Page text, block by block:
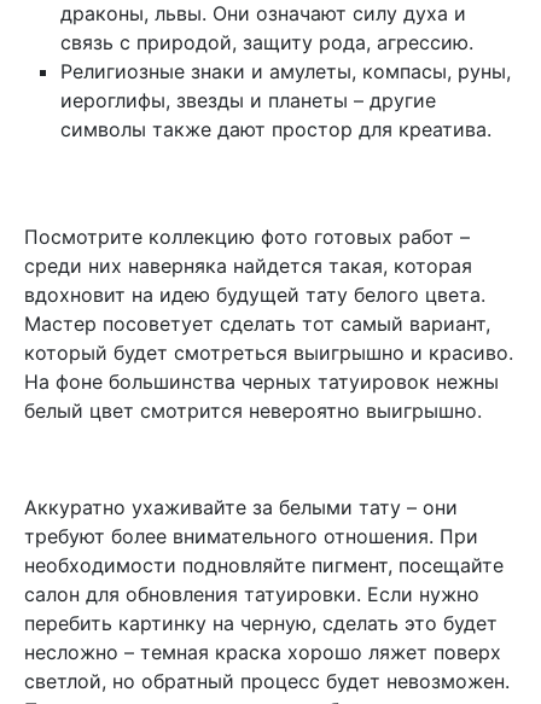
драконы, львы. Они означают силу духа и
связь с природой, защиту рода, агрессию.
Религиозные знаки и амулеты, компасы, руны,
иероглифы, звезды и планеты – другие
символы также дают простор для креатива.
Посмотрите коллекцию фото готовых работ –
среди них наверняка найдется такая, которая
вдохновит на идею будущей тату белого цвета.
Мастер посоветует сделать тот самый вариант,
который будет смотреться выигрышно и красиво.
На фоне большинства черных татуировок нежны
белый цвет смотрится невероятно выигрышно.
Аккуратно ухаживайте за белыми тату – они
требуют более внимательного отношения. При
необходимости подновляйте пигмент, посещайте
салон для обновления татуировки. Если нужно
перебить картинку на черную, сделать это будет
несложно – темная краска хорошо ляжет поверх
светлой, но обратный процесс будет невозможен.